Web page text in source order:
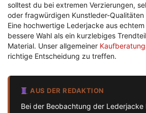
solltest du bei extremen Verzierungen,
oder fragwürdigen Kunstleder-
Eine hochwertige Lederjacke aus
bessere Wahl als ein kurzlebiges
Material. Unser allgemeiner
richtige Entscheidung zu treffen.
AUS DER REDAKTION
Bei der Beobachtung der Lederjacke